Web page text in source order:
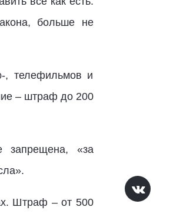
больше не
, телефильмов и
– штраф до 200
запрещена, «за
Штраф – от 500